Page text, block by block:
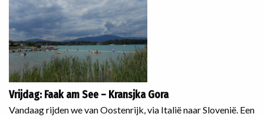
Vrijdag: Faak am See – Kransjka Gora
Vandaag rijden we van Oostenrijk, via Italië naar Slovenië. Een